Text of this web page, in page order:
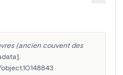
(ancien couvent des